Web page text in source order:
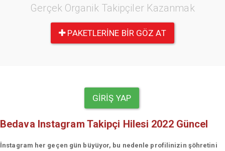
Gerçek Organik Takipçiler Kazanmak
PAKETLERINE BIR GÖZ AT
GIRIŞ YAP
Bedava Instagram Takipçi Hilesi 2022 Güncel
İnstagram her geçen gün büyüyor, bu nedenle profilinizin şöhretini